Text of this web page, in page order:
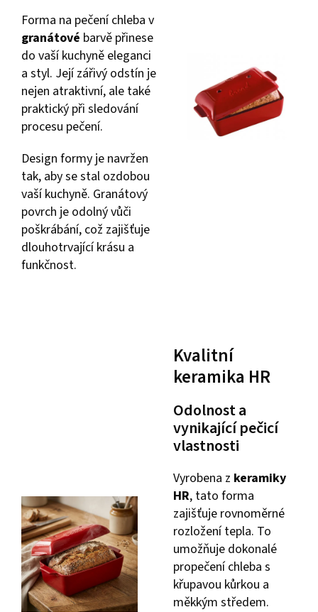
Forma na pečení chleba v
granátové barvě přinese
do vaší kuchyně eleganci
a styl. Její zářivý odstín je
nejen atraktivní, ale také
praktický při sledování
procesu pečení.
Design formy je navržen
tak, aby se stal ozdobou
vaší kuchyně. Granátový
povrch je odolný vůči
poškrábání, což zajišťuje
dlouhotrvající krásu a
funkčnost.
Kvalitní
keramika HR
Odolnost a
vynikající pečicí
vlastnosti
Vyrobena z keramiky
HR, tato forma
zajišťuje rovnoměrné
rozložení tepla. To
umožňuje dokonalé
propečení chleba s
křupavou kůrkou a
měkkým středem.